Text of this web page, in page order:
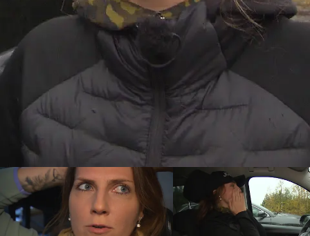
Goodbye Deutschland
Julia will endlich frei sein vom
Alptraummann